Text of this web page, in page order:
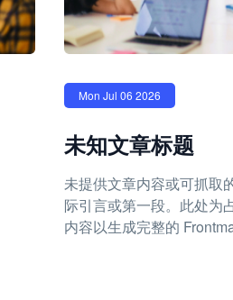
Mon Jul 06 2026
未知文章标题
未提供文章内容或可抓取
际引言或第一段。此处为
内容以生成完整的